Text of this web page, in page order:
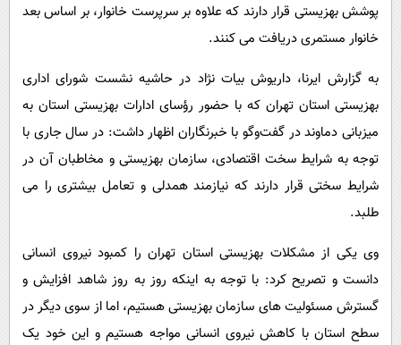
فرهنگی
اجتماعی
سیاست خارجی
پوشش بهزیستی قرار دارند که علاوه بر سرپرست خانوار، بر اساس بعد
خانوار مستمری دریافت می کنند.
به گزارش ایرنا، داریوش بیات‌ نژاد در حاشیه نشست شورای اداری
بهزیستی استان تهران که با حضور رؤسای ادارات بهزیستی استان به
میزبانی دماوند در گفت‌وگو با خبرنگاران اظهار داشت: در سال جاری با
توجه به شرایط سخت اقتصادی، سازمان بهزیستی و مخاطبان آن در
شرایط سختی قرار دارند که نیازمند همدلی و تعامل بیشتری را می
طلبد.
وی یکی از مشکلات بهزیستی استان تهران را کمبود نیروی انسانی
دانست و تصریح کرد: با توجه به اینکه روز به روز شاهد افزایش و
گسترش مسئولیت های سازمان بهزیستی هستیم، اما از سوی دیگر در
سطح استان با کاهش نیروی انسانی مواجه هستیم و این خود یک